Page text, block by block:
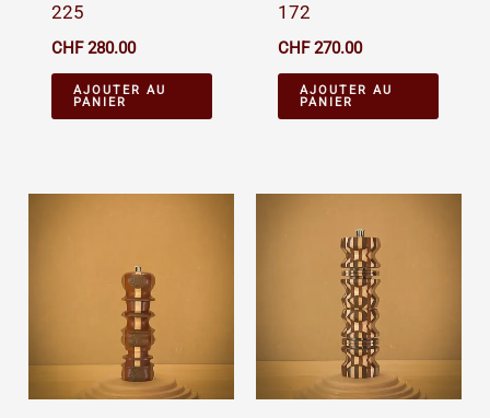
225
CHF280.00
AJOUTER AU
PANIER
172
CHF270.00
AJOUTER AU
PANIER